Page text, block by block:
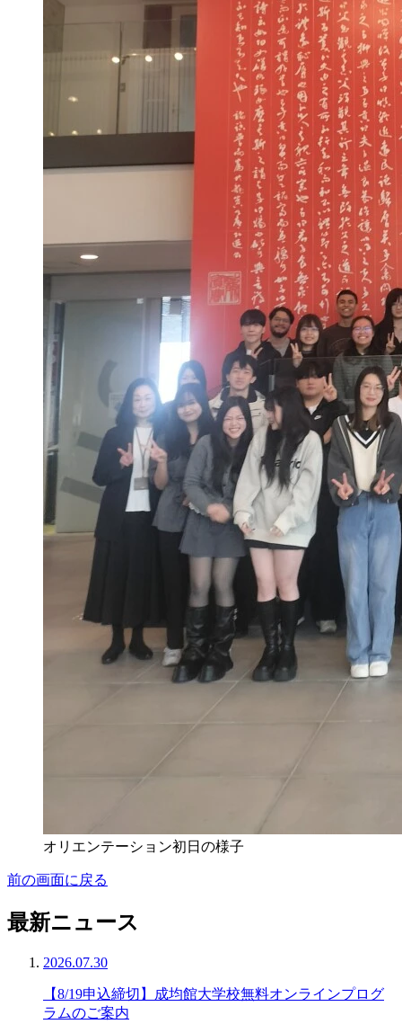
オリエンテーション初日の様子
前の画面に戻る
最新ニュース
2026.07.30
【8/19申込締切】成均館大学校無料オンラインプログ
ラムのご案内